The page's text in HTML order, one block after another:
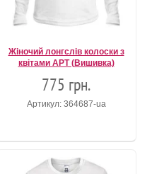
Жіночий лонгслів колоски з
квітами АРТ (Вишивка)
775 грн.
Артикул: 364687-ua